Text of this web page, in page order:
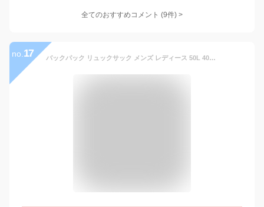
全てのおすすめコメント (9件) >
no. 17 バックパック リュックサック メンズ レディース 50L 40L 大容量 3Way 防災 アウトドア 登山リュック 遠足 旅行 出張 人気 高品質 カバン 多機能 ティパック リュック ビジネスリュック 大きい 自転車 プレゼント ギフト 送料無料